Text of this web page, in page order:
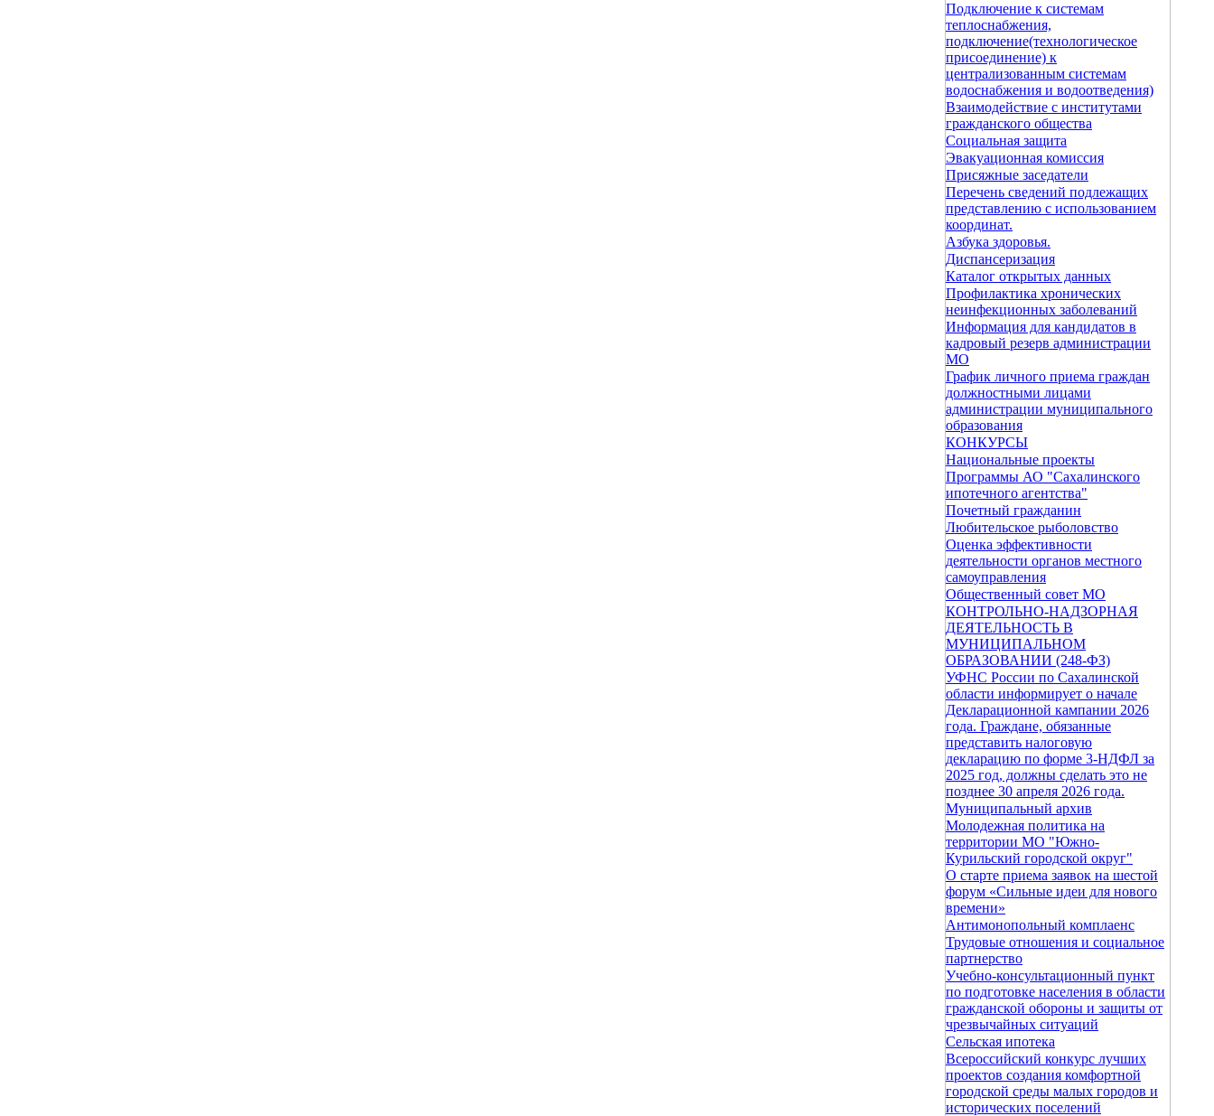
Подключение к системам
теплоснабжения,
подключение(технологическое
присоединение) к
централизованным системам
водоснабжения и водоотведения)
Взаимодействие с институтами
гражданского общества
Социальная защита
Эвакуационная комиссия
Присяжные заседатели
Перечень сведений подлежащих
представлению с использованием
координат.
Азбука здоровья.
Диспансеризация
Каталог открытых данных
Профилактика хронических
неинфекционных заболеваний
Информация для кандидатов в
кадровый резерв администрации
МО
График личного приема граждан
должностными лицами
администрации муниципального
образования
КОНКУРСЫ
Национальные проекты
Программы АО "Сахалинского
ипотечного агентства"
Почетный гражданин
Любительское рыболовство
Оценка эффективности
деятельности органов местного
самоуправления
Общественный совет МО
КОНТРОЛЬНО-НАДЗОРНАЯ
ДЕЯТЕЛЬНОСТЬ В
МУНИЦИПАЛЬНОМ
ОБРАЗОВАНИИ (248-ФЗ)
УФНС России по Сахалинской
области информирует о начале
Декларационной кампании 2026
года. Граждане, обязанные
представить налоговую
декларацию по форме 3-НДФЛ за
2025 год, должны сделать это не
позднее 30 апреля 2026 года.
Муниципальный архив
Молодежная политика на
территории МО "Южно-
Курильский городской округ"
О старте приема заявок на шестой
форум «Сильные идеи для нового
времени»
Антимонопольный комплаенс
Трудовые отношения и социальное
партнерство
Учебно-консультационный пункт
по подготовке населения в области
гражданской обороны и защиты от
чрезвычайных ситуаций
Сельская ипотека
Всероссийский конкурс лучших
проектов создания комфортной
городской среды малых городов и
исторических поселений